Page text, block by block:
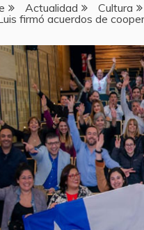
Actualidad
Cultura
firmó acuerdos de